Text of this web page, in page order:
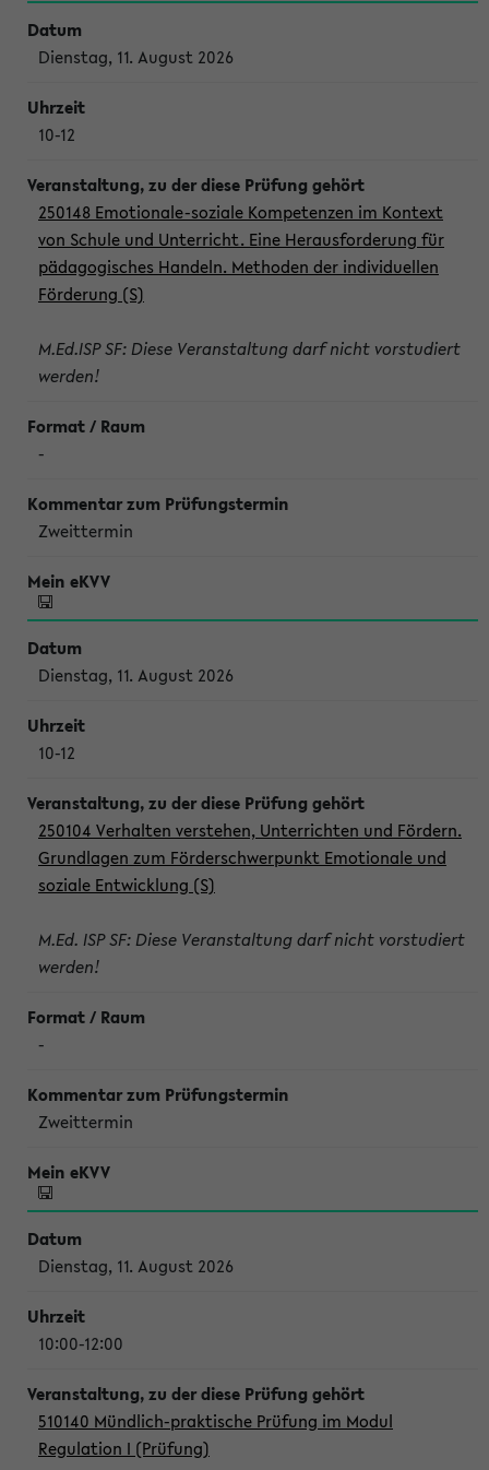
Dienstag, 11. August 2026
10-12
250148 Emotionale-soziale Kompetenzen im Kontext
von Schule und Unterricht. Eine Herausforderung für
pädagogisches Handeln. Methoden der individuellen
Förderung (S)
M.Ed.ISP SF: Diese Veranstaltung darf nicht vorstudiert
werden!
-
Zweittermin
Dienstag, 11. August 2026
10-12
250104 Verhalten verstehen, Unterrichten und Fördern.
Grundlagen zum Förderschwerpunkt Emotionale und
soziale Entwicklung (S)
M.Ed. ISP SF: Diese Veranstaltung darf nicht vorstudiert
werden!
-
Zweittermin
Dienstag, 11. August 2026
10:00-12:00
510140 Mündlich-praktische Prüfung im Modul
Regulation I (Prüfung)